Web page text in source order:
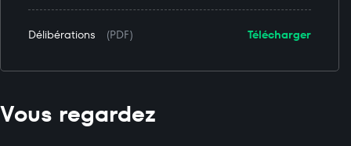
Télécharger
Délibérations (PDF)
Vous regardez